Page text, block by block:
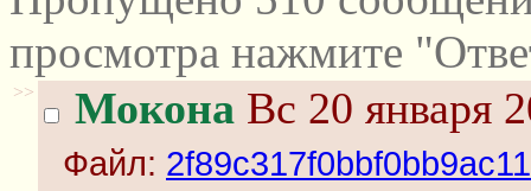
просмотра нажмите
>> Мокона Вс 20 января
Файл: